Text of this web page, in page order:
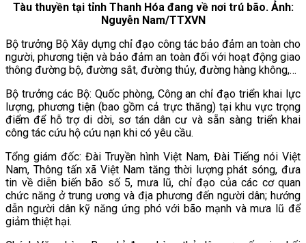
Tàu thuyền tại tỉnh Thanh Hóa đang về nơi trú bão. Ảnh:
Nguyễn Nam/TTXVN
Bộ trưởng Bộ Xây dựng chỉ đạo công tác bảo đảm an toàn cho
người, phương tiện và bảo đảm an toàn đối với hoạt động giao
thông đường bộ, đường sắt, đường thủy, đường hàng không,…
Bộ trưởng các Bộ: Quốc phòng, Công an chỉ đạo triển khai lực
lượng, phương tiện (bao gồm cả trực thăng) tại khu vực trọng
điểm để hỗ trợ di dời, sơ tán dân cư và sẵn sàng triển khai
công tác cứu hộ cứu nạn khi có yêu cầu.
Tổng giám đốc: Đài Truyền hình Việt Nam, Đài Tiếng nói Việt
Nam, Thông tấn xã Việt Nam tăng thời lượng phát sóng, đưa
tin về diễn biến bão số 5, mưa lũ, chỉ đạo của các cơ quan
chức năng ở trung ương và địa phương đến người dân; hướng
dẫn người dân kỹ năng ứng phó với bão mạnh và mưa lũ để
giảm thiệt hại.